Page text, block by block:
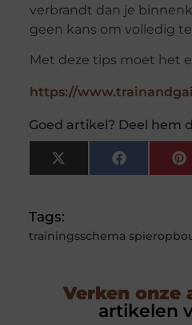
verbrandt dan je
geen kans om volledig
Met deze tips moet het
https://
Goed artikel? Deel hem
X
(Twitter)
Facebook
Tags:
trainingsschema
Verken onze
artikelen